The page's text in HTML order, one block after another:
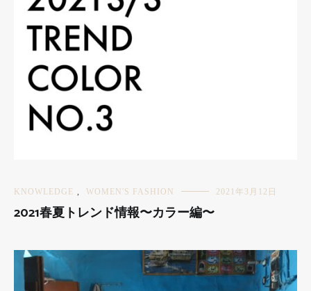
KNOWLEDGE WOMEN'S FASHION 2021年3月12日
2021春夏トレンド情報〜カラー編〜